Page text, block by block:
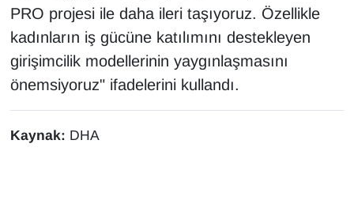
PRO projesi ile daha ileri taşıyoruz. Özellikle
kadınların iş gücüne katılımını destekleyen
girişimcilik modellerinin yaygınlaşmasını
önemsiyoruz" ifadelerini kullandı.
Kaynak: DHA